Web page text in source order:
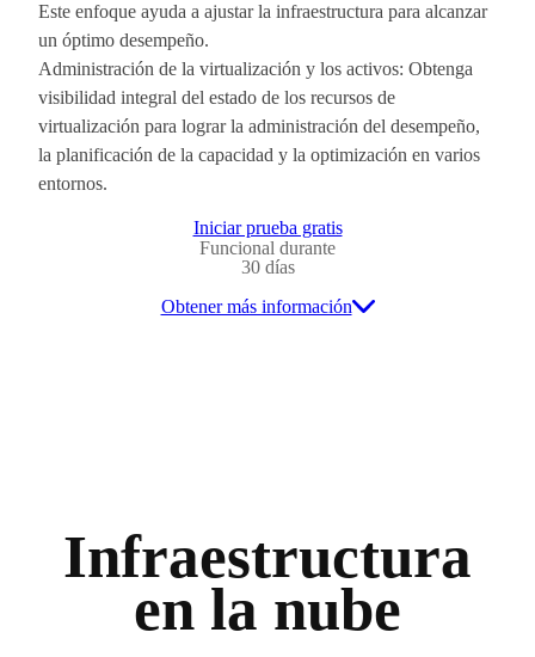
Este enfoque ayuda a ajustar la infraestructura para alcanzar
un óptimo desempeño.
Administración de la virtualización y los activos: Obtenga
visibilidad integral del estado de los recursos de
virtualización para lograr la administración del desempeño,
la planificación de la capacidad y la optimización en varios
entornos.
Iniciar prueba gratis
Funcional durante
30 días
Obtener más información
Infraestructura
en la nube